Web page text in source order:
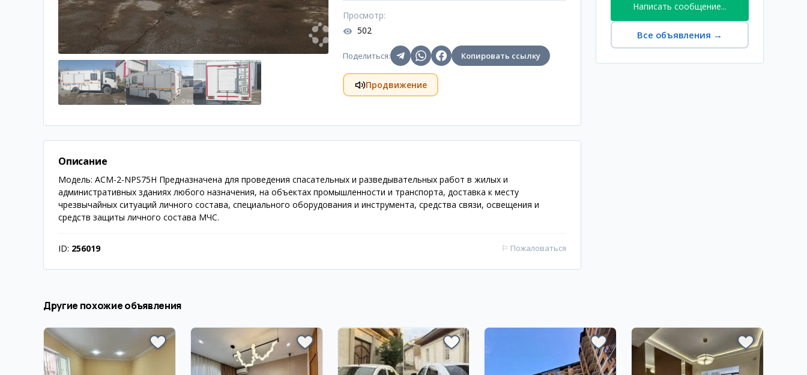
Просмотр:
502
Поделиться: Копировать ссылку
Продвижение
Описание
Модель: АСМ-2-NPS75H Предназначена для проведения спасательных и разведывательных работ в жилых и
административных зданиях любого назначения, на объектах промышленности и транспорта, доставка к месту
чрезвычайных ситуаций личного состава, специального оборудования и инструмента, средства связи, освещения и
средств защиты личного состава МЧС.
ID: 256019 ⚐ Пожаловаться
Написать сообщение...
Все объявления →
Другие похожие объявления